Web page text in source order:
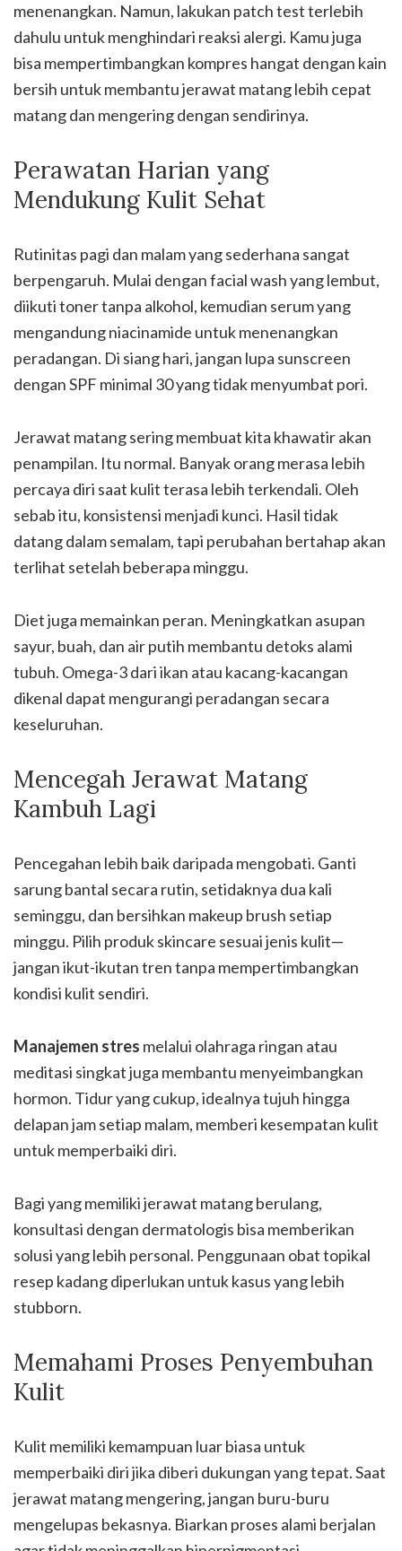
menenangkan. Namun, lakukan patch test terlebih
dahulu untuk menghindari reaksi alergi. Kamu juga
bisa mempertimbangkan kompres hangat dengan kain
bersih untuk membantu jerawat matang lebih cepat
matang dan mengering dengan sendirinya.
Perawatan Harian yang
Mendukung Kulit Sehat
Rutinitas pagi dan malam yang sederhana sangat
berpengaruh. Mulai dengan facial wash yang lembut,
diikuti toner tanpa alkohol, kemudian serum yang
mengandung niacinamide untuk menenangkan
peradangan. Di siang hari, jangan lupa sunscreen
dengan SPF minimal 30 yang tidak menyumbat pori.
Jerawat matang sering membuat kita khawatir akan
penampilan. Itu normal. Banyak orang merasa lebih
percaya diri saat kulit terasa lebih terkendali. Oleh
sebab itu, konsistensi menjadi kunci. Hasil tidak
datang dalam semalam, tapi perubahan bertahap akan
terlihat setelah beberapa minggu.
Diet juga memainkan peran. Meningkatkan asupan
sayur, buah, dan air putih membantu detoks alami
tubuh. Omega-3 dari ikan atau kacang-kacangan
dikenal dapat mengurangi peradangan secara
keseluruhan.
Mencegah Jerawat Matang
Kambuh Lagi
Pencegahan lebih baik daripada mengobati. Ganti
sarung bantal secara rutin, setidaknya dua kali
seminggu, dan bersihkan makeup brush setiap
minggu. Pilih produk skincare sesuai jenis kulit—
jangan ikut-ikutan tren tanpa mempertimbangkan
kondisi kulit sendiri.
Manajemen stres melalui olahraga ringan atau
meditasi singkat juga membantu menyeimbangkan
hormon. Tidur yang cukup, idealnya tujuh hingga
delapan jam setiap malam, memberi kesempatan kulit
untuk memperbaiki diri.
Bagi yang memiliki jerawat matang berulang,
konsultasi dengan dermatologis bisa memberikan
solusi yang lebih personal. Penggunaan obat topikal
resep kadang diperlukan untuk kasus yang lebih
stubborn.
Memahami Proses Penyembuhan
Kulit
Kulit memiliki kemampuan luar biasa untuk
memperbaiki diri jika diberi dukungan yang tepat. Saat
jerawat matang mengering, jangan buru-buru
mengelupas bekasnya. Biarkan proses alami berjalan